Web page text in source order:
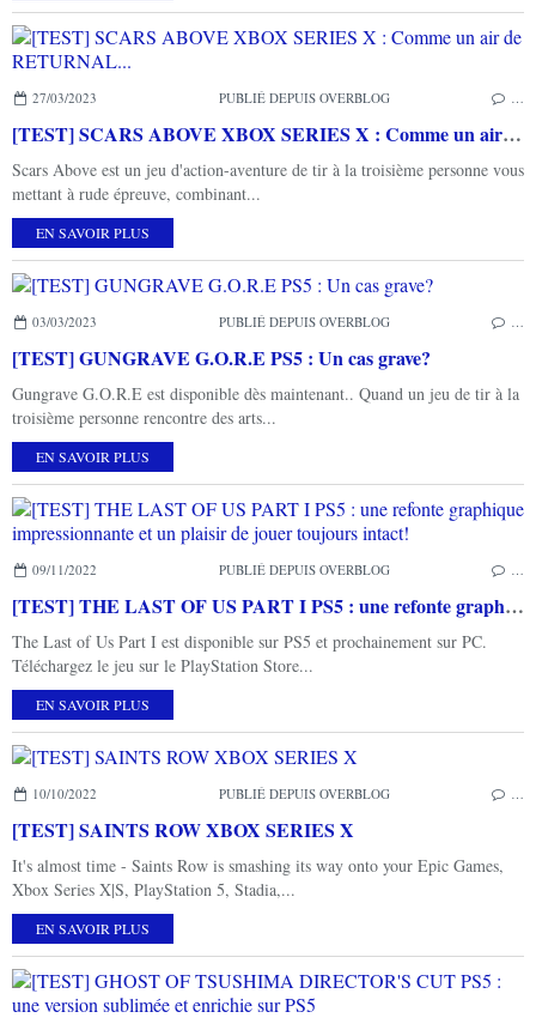
27/03/2023 PUBLIÉ DEPUIS OVERBLOG
[TEST] SCARS ABOVE XBOX SERIES X : Comme un air de RETURNAL...
Scars Above est un jeu d'action-aventure de tir à la troisième personne vous
mettant à rude épreuve, combinant...
EN SAVOIR PLUS
03/03/2023 PUBLIÉ DEPUIS OVERBLOG
[TEST] GUNGRAVE G.O.R.E PS5 : Un cas grave?
Gungrave G.O.R.E est disponible dès maintenant.. Quand un jeu de tir à la
troisième personne rencontre des arts...
EN SAVOIR PLUS
09/11/2022 PUBLIÉ DEPUIS OVERBLOG
[TEST] THE LAST OF US PART I PS5 : une refonte graphique impressionnante et un plaisir de jouer toujours intact!
The Last of Us Part I est disponible sur PS5 et prochainement sur PC.
Téléchargez le jeu sur le PlayStation Store...
EN SAVOIR PLUS
10/10/2022 PUBLIÉ DEPUIS OVERBLOG
[TEST] SAINTS ROW XBOX SERIES X
It's almost time - Saints Row is smashing its way onto your Epic Games,
Xbox Series X|S, PlayStation 5, Stadia,...
EN SAVOIR PLUS